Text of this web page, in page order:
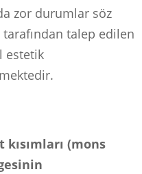
zor durumlar söz
talep edilen
estetik
(mons